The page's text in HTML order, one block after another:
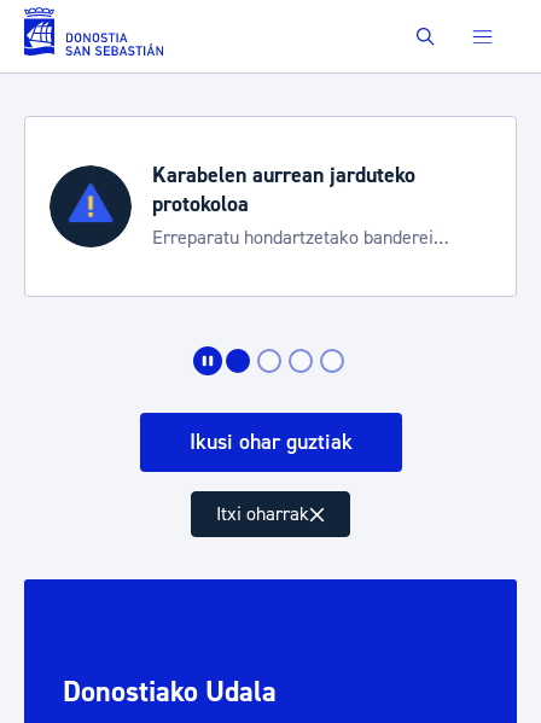
Eduki nagusira joan Buscar
Aste Nagusia 2026
Trafiko mozketak eta
bereziak
Ikusi ohar guztiak
Itxi oharrak
Donostiako Udala